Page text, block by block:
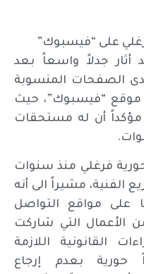
على “فيسبوك”
أثار جدلاً واسعاً بعد
الصفحات المنسوبة
موقع “فيسبوك”، حيث
أن له مستحقات
فرغلي منذ سنوات
الفنية، مشيراً الى أنه
على مواقع التواصل
الأعمال التي شاركت
القانونية اللازمة
حورية بعدم إرجاع